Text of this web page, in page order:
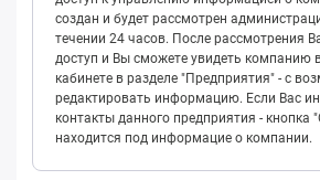
создан и будет рассмотрен
течении 24 часов. После рассмотрения
доступ и Вы сможете увидеть компанию
кабинете в разделе "Предприятия" - с
редактировать информацию. Если Вас
контакты данного предприятия - кнопка
находится под информацие о компании.